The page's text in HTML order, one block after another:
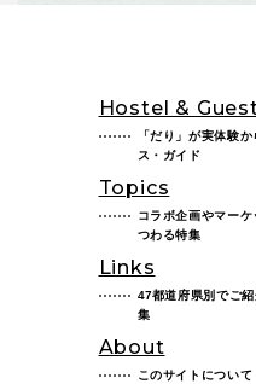
Hostel &
「だり」が実体験
ス・ガイド
Topics
コラボ企画やマー
つわる特集
Links
47都道府県別でご
集
About
このサイトについて